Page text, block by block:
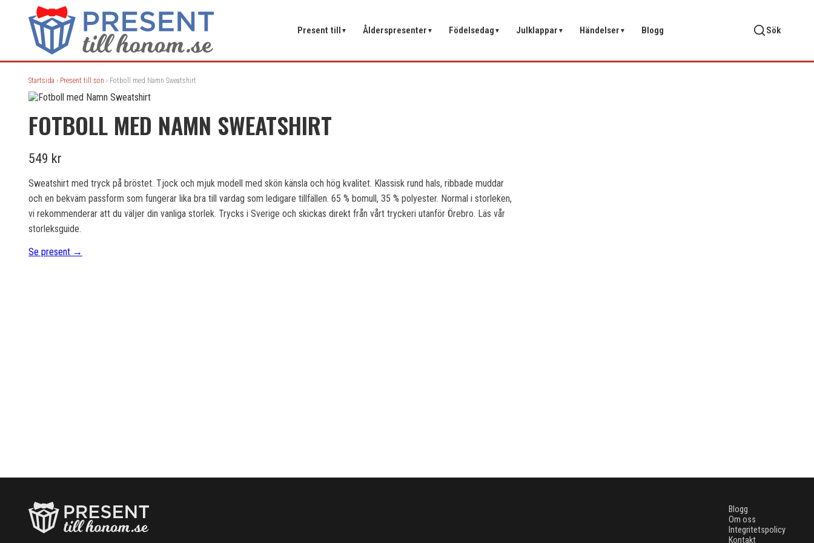
Present till ▼ Ålderspresenter ▼ Födelsedag ▼ Julklappar ▼ Händelser ▼ Blogg Sök
Startsida › Present till son › Fotboll med Namn Sweatshirt
FOTBOLL MED NAMN SWEATSHIRT
549 kr
Sweatshirt med tryck på bröstet. Tjock och mjuk modell med skön känsla och hög kvalitet. Klassisk rund hals, ribbade muddar
och en bekväm passform som fungerar lika bra till vardag som ledigare tillfällen. 65 % bomull, 35 % polyester. Normal i storleken,
vi rekommenderar att du väljer din vanliga storlek. Trycks i Sverige och skickas direkt från vårt tryckeri utanför Örebro. Läs vår
storleksguide.
Se present →
Blogg
Om oss
Integritetspolicy
Kontakt